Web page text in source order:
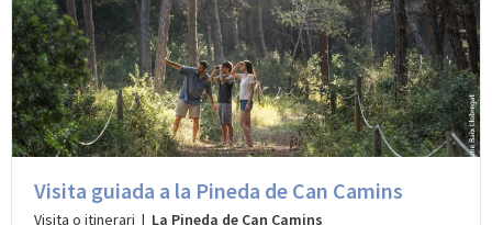
Visita guiada a la Pineda de Can Camins
Visita o itinerari | La Pineda de Can Camins